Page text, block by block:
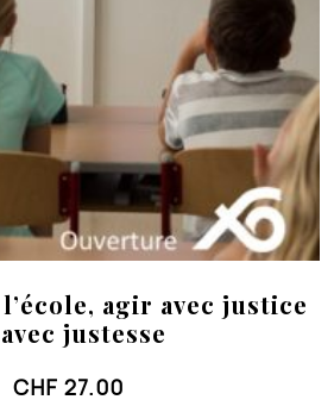
agir avec justice
justesse
CHF 27.00